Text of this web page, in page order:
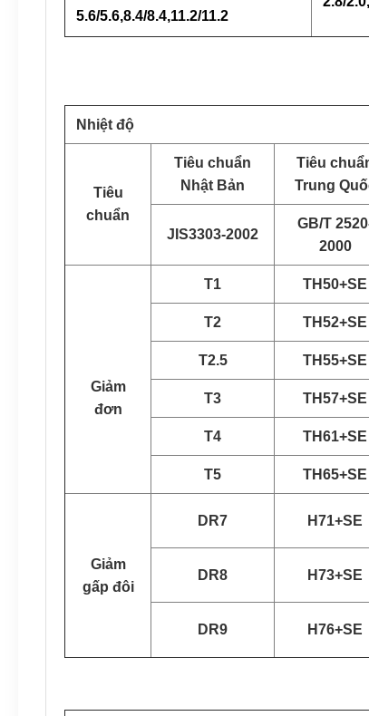
5.6/5.6,8.4/8.4,11.2/11.2
Nhiệt độ
Tiêu
chuẩn
Tiêu chuẩn
Nhật Bản
Tiêu
Trung
JIS3303-2002
GB/T
2000
Giảm
đơn
T1 TH50+SE
T2 TH52+SE
T2.5 TH55+SE
T3 TH57+SE
T4 TH61+SE
T5 TH65+SE
Giảm
gấp đôi
DR7 H71+SE
DR8 H73+SE
DR9 H76+SE